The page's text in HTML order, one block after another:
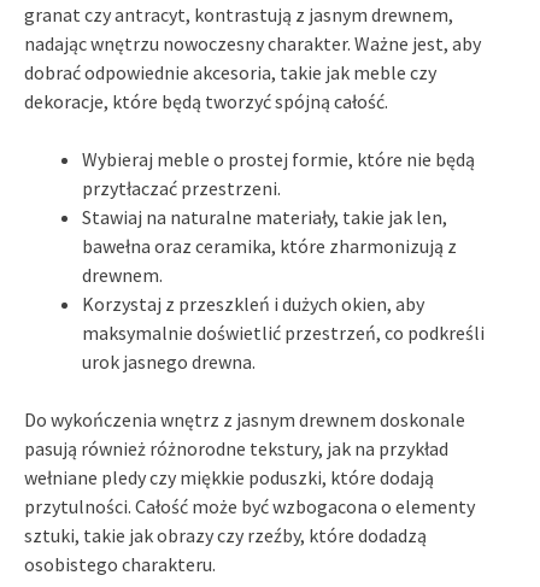
granat czy antracyt, kontrastują z jasnym drewnem,
nadając wnętrzu nowoczesny charakter. Ważne jest, aby
dobrać odpowiednie akcesoria, takie jak meble czy
dekoracje, które będą tworzyć spójną całość.
Wybieraj meble o prostej formie, które nie będą
przytłaczać przestrzeni.
Stawiaj na naturalne materiały, takie jak len,
bawełna oraz ceramika, które zharmonizują z
drewnem.
Korzystaj z przeszkleń i dużych okien, aby
maksymalnie doświetlić przestrzeń, co podkreśli
urok jasnego drewna.
Do wykończenia wnętrz z jasnym drewnem doskonale
pasują również różnorodne tekstury, jak na przykład
wełniane pledy czy miękkie poduszki, które dodają
przytulności. Całość może być wzbogacona o elementy
sztuki, takie jak obrazy czy rzeźby, które dodadzą
osobistego charakteru.